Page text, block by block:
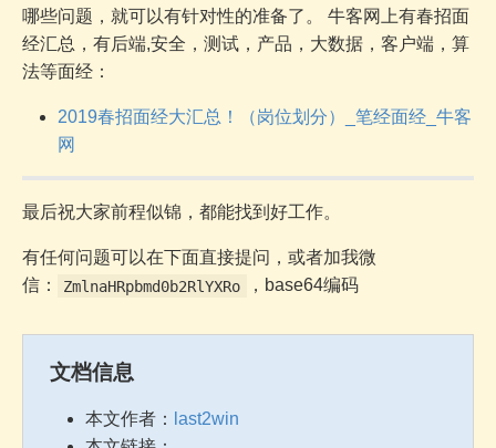
哪些问题，就可以有针对性的准备了。 牛客网上有春招面
经汇总，有后端,安全，测试，产品，大数据，客户端，算
法等面经：
2019春招面经大汇总！（岗位划分）_笔经面经_牛客
网
最后祝大家前程似锦，都能找到好工作。
有任何问题可以在下面直接提问，或者加我微
信：
ZmlnaHRpbmd0b2RlYXRo ，base64编码
文档信息
本文作者：
last2win